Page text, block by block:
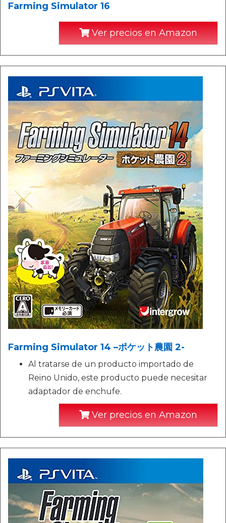
Farming Simulator 16
Ver precios en Amazon
Farming Simulator 14 –ポケット農園 2-
Al tratarse de un producto importado de
Reino Unido, este producto puede necesitar
adaptador de enchufe.
Ver precios en Amazon